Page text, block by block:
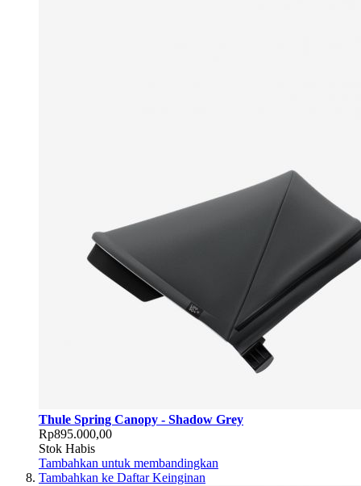
Thule Spring Canopy - Shadow Grey
Rp895.000,00
Stok Habis
Tambahkan untuk membandingkan
Tambahkan ke Daftar Keinginan